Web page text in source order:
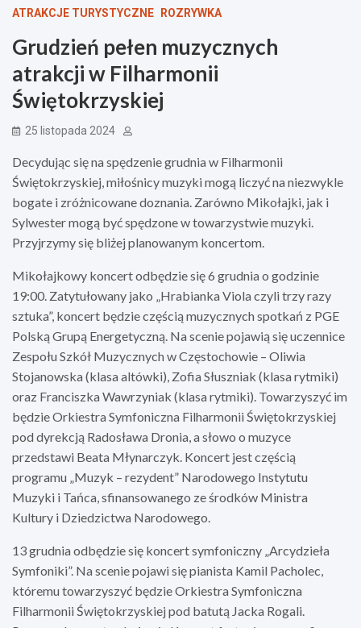
ATRAKCJE TURYSTYCZNE ROZRYWKA
Grudzień pełen muzycznych
atrakcji w Filharmonii
Świętokrzyskiej
25 listopada 2024
Decydując się na spędzenie grudnia w Filharmonii
Świętokrzyskiej, miłośnicy muzyki mogą liczyć na niezwykle
bogate i zróżnicowane doznania. Zarówno Mikołajki, jak i
Sylwester mogą być spędzone w towarzystwie muzyki.
Przyjrzymy się bliżej planowanym koncertom.
Mikołajkowy koncert odbędzie się 6 grudnia o godzinie
19:00. Zatytułowany jako „Hrabianka Viola czyli trzy razy
sztuka”, koncert będzie częścią muzycznych spotkań z PGE
Polską Grupą Energetyczną. Na scenie pojawią się uczennice
Zespołu Szkół Muzycznych w Częstochowie – Oliwia
Stojanowska (klasa altówki), Zofia Słuszniak (klasa rytmiki)
oraz Franciszka Wawrzyniak (klasa rytmiki). Towarzyszyć im
będzie Orkiestra Symfoniczna Filharmonii Świętokrzyskiej
pod dyrekcją Radosława Dronia, a słowo o muzyce
przedstawi Beata Młynarczyk. Koncert jest częścią
programu „Muzyk – rezydent” Narodowego Instytutu
Muzyki i Tańca, sfinansowanego ze środków Ministra
Kultury i Dziedzictwa Narodowego.
13 grudnia odbędzie się koncert symfoniczny „Arcydzieła
Symfoniki”. Na scenie pojawi się pianista Kamil Pacholec,
któremu towarzyszyć będzie Orkiestra Symfoniczna
Filharmonii Świętokrzyskiej pod batutą Jacka Rogali.